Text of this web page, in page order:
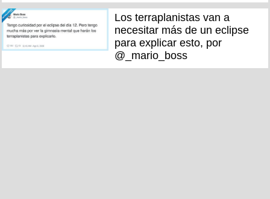
Los terraplanistas van a
necesitar más de un eclipse
para explicar esto, por
@_mario_boss